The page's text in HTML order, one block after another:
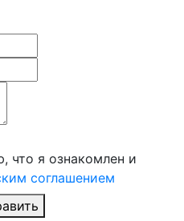
что я ознакомлен и
соглашением